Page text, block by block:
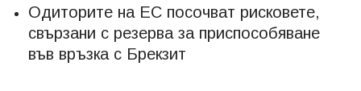
Одиторите на ЕС посочват рисковете,
свързани с резерва за приспособяване
във връзка с Брекзит